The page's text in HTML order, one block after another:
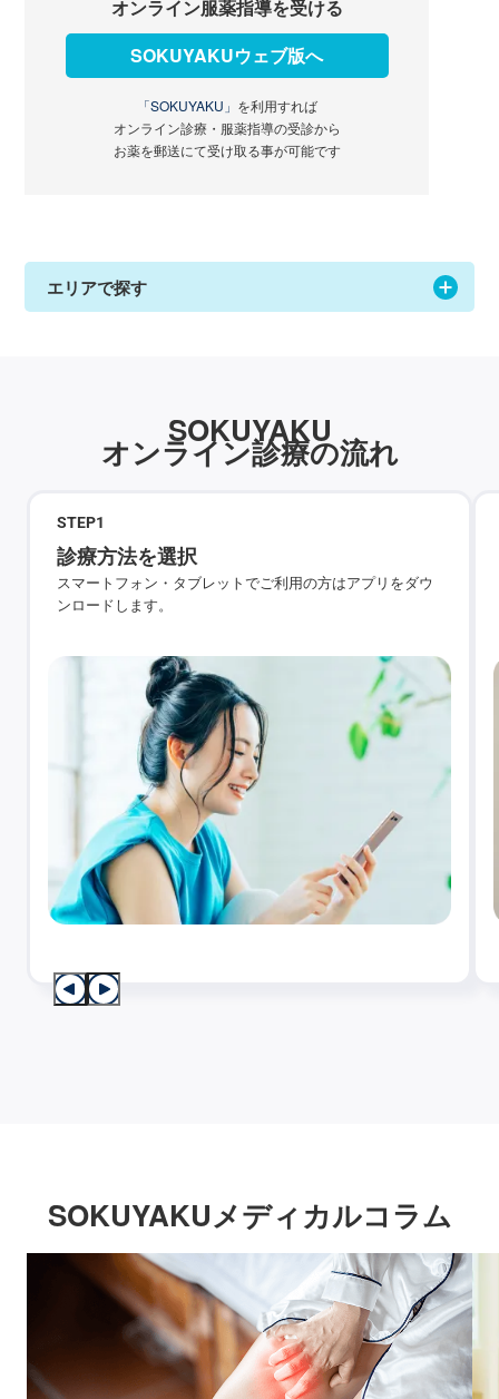
オンライン服薬指導を受ける
SOKUYAKUウェブ版へ
「SOKUYAKU」 を利用すれば
オンライン診療・服薬指導の受診から
お薬を郵送にて受け取る事が可能です
エリアで探す
SOKUYAKU
オンライン診療の流れ
STEP1
診療方法を選択
スマートフォン・タブレットでご利用の方はアプリをダウ
ンロードします。
SOKUYAKUメディカルコラム